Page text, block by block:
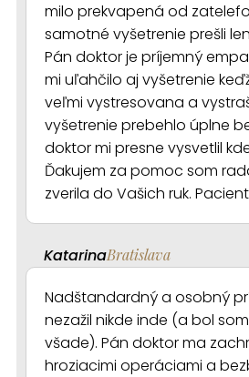
milo prekvapená od
samotné vyšetrenie prešli
Pán doktor je príjemný
mi uľahčilo aj vyšetrenie
veľmi vystresovana a
vyšetrenie prebehlo úplne
doktor mi presne vysvetlil
Ďakujem za pomoc som
zverila do Vašich ruk.
KatarinaBratislava
Nadštandardný a osobný
nezažil nikde inde (a bol
všade). Pán doktor ma
hroziacimi operáciami a